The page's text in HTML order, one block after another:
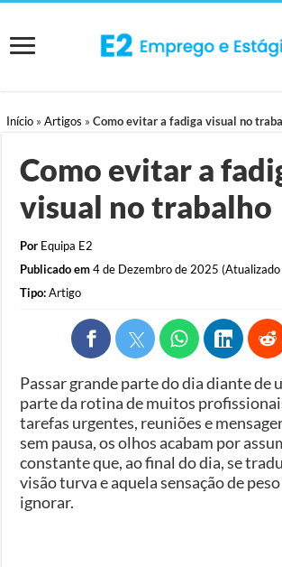
Início »Artigos »Como evitar a fadiga visual no
Como evitar a
visual no trabalho
Por Equipa E2
Publicado em4 de Dezembro de 2025 (Atualizado
Tipo: Artigo
Passar grande parte do dia diante de
parte da rotina de muitos
tarefas urgentes, reuniões e
sem pausa, os olhos acabam por
constante que, ao final do dia, se
visão turva e aquela sensação de
ignorar.